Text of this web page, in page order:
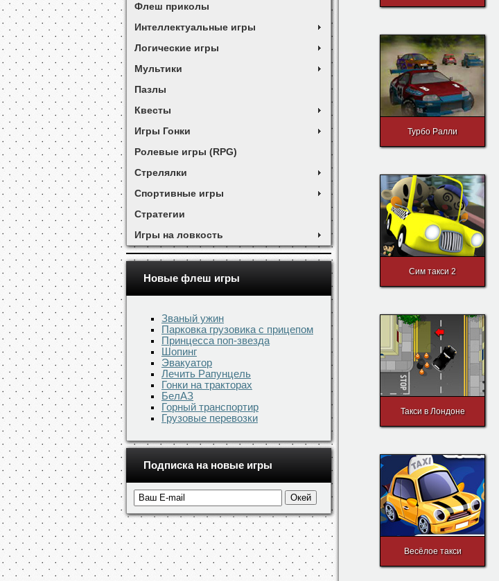
Флеш приколы
Интеллектуальные игры
Логические игры
Мультики
Пазлы
Квесты
Игры Гонки
Ролевые игры (RPG)
Стрелялки
Спортивные игры
Стратегии
Игры на ловкость
Новые флеш игры
Званый ужин
Парковка грузовика с прицепом
Принцесса поп-звезда
Шопинг
Эвакуатор
Лечить Рапунцель
Гонки на тракторах
БелАЗ
Горный транспортир
Грузовые перевозки
Подписка на новые игры
Турбо Ралли
Сим такси 2
Такси в Лондоне
Весёлое такси